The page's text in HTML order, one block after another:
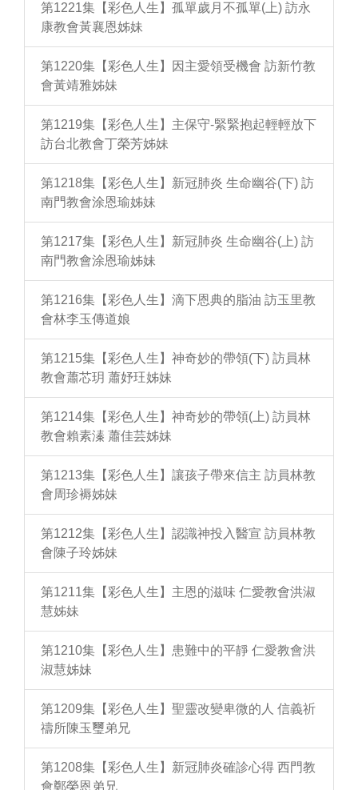
第1221集【彩色人生】孤單歲月不孤單(上) 訪永
康教會黃襄恩姊妹
第1220集【彩色人生】因主愛領受機會 訪新竹教
會黃靖雅姊妹
第1219集【彩色人生】主保守-緊緊抱起輕輕放下
訪台北教會丁榮芳姊妹
第1218集【彩色人生】新冠肺炎 生命幽谷(下) 訪
南門教會涂恩瑜姊妹
第1217集【彩色人生】新冠肺炎 生命幽谷(上) 訪
南門教會涂恩瑜姊妹
第1216集【彩色人生】滴下恩典的脂油 訪玉里教
會林李玉傳道娘
第1215集【彩色人生】神奇妙的帶領(下) 訪員林
教會蕭芯玥 蕭妤玨姊妹
第1214集【彩色人生】神奇妙的帶領(上) 訪員林
教會賴素溱 蕭佳芸姊妹
第1213集【彩色人生】讓孩子帶來信主 訪員林教
會周珍褥姊妹
第1212集【彩色人生】認識神投入醫宣 訪員林教
會陳子玲姊妹
第1211集【彩色人生】主恩的滋味 仁愛教會洪淑
慧姊妹
第1210集【彩色人生】患難中的平靜 仁愛教會洪
淑慧姊妹
第1209集【彩色人生】聖靈改變卑微的人 信義祈
禱所陳玉璽弟兄
第1208集【彩色人生】新冠肺炎確診心得 西門教
會鄭榮恩弟兄